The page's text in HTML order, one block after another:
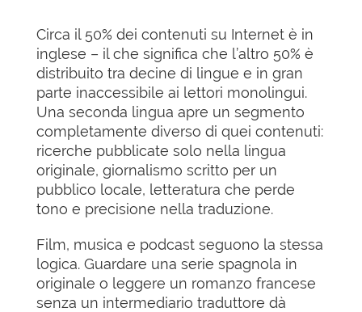
Circa il 50% dei contenuti su Internet è in
inglese – il che significa che l’altro 50% è
distribuito tra decine di lingue e in gran
parte inaccessibile ai lettori monolingui.
Una seconda lingua apre un segmento
completamente diverso di quei contenuti:
ricerche pubblicate solo nella lingua
originale, giornalismo scritto per un
pubblico locale, letteratura che perde
tono e precisione nella traduzione.
Film, musica e podcast seguono la stessa
logica. Guardare una serie spagnola in
originale o leggere un romanzo francese
senza un intermediario traduttore dà